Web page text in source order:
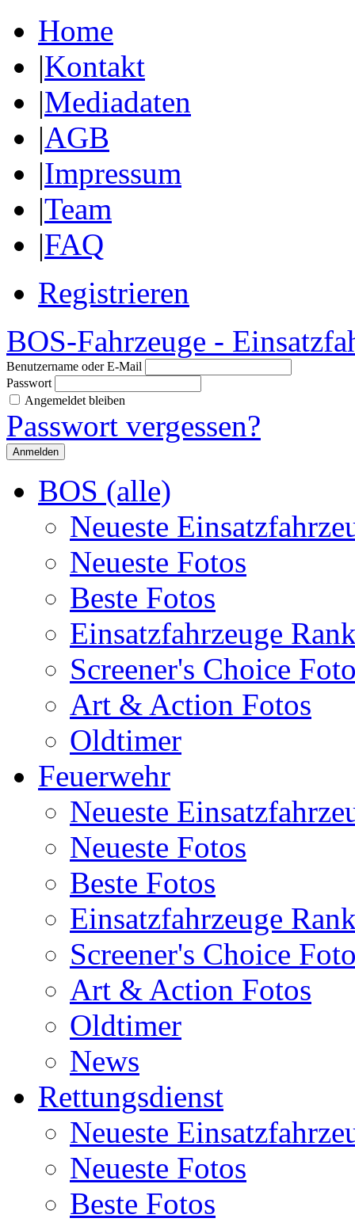
Home
|Kontakt
|Mediadaten
|AGB
|Impressum
|Team
|FAQ
Registrieren
BOS-Fahrzeuge -
Benutzername oder E-Mail
Passwort
Angemeldet bleiben
Passwort vergessen?
BOS (alle)
Neueste
Neueste Fotos
Beste Fotos
Einsatzfahrzeuge
Screener's Choice
Art & Action Fotos
Oldtimer
Feuerwehr
Neueste
Neueste Fotos
Beste Fotos
Einsatzfahrzeuge
Screener's Choice
Art & Action Fotos
Oldtimer
News
Rettungsdienst
Neueste
Neueste Fotos
Beste Fotos